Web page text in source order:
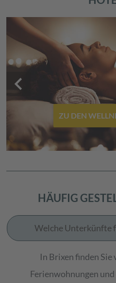
ZU DEN
keyboard_arrow_left
HÄUFIG
Welche Unterkünfte
In Brixen finden
Ferienwohnungen